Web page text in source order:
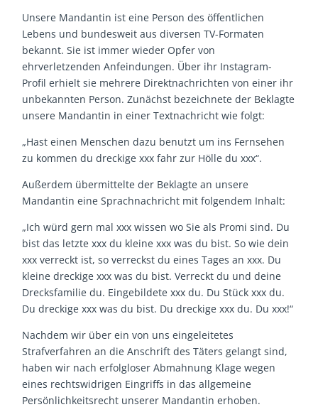
Unsere Mandantin ist eine Person des öffentlichen
Lebens und bundesweit aus diversen TV-Formaten
bekannt. Sie ist immer wieder Opfer von
ehrverletzenden Anfeindungen. Über ihr Instagram-
Profil erhielt sie mehrere Direktnachrichten von einer ihr
unbekannten Person. Zunächst bezeichnete der Beklagte
unsere Mandantin in einer Textnachricht wie folgt:
„Hast einen Menschen dazu benutzt um ins Fernsehen
zu kommen du dreckige xxx fahr zur Hölle du xxx“.
Außerdem übermittelte der Beklagte an unsere
Mandantin eine Sprachnachricht mit folgendem Inhalt:
„Ich würd gern mal xxx wissen wo Sie als Promi sind. Du
bist das letzte xxx du kleine xxx was du bist. So wie dein
xxx verreckt ist, so verreckst du eines Tages an xxx. Du
kleine dreckige xxx was du bist. Verreckt du und deine
Drecksfamilie du. Eingebildete xxx du. Du Stück xxx du.
Du dreckige xxx was du bist. Du dreckige xxx du. Du xxx!“
Nachdem wir über ein von uns eingeleitetes
Strafverfahren an die Anschrift des Täters gelangt sind,
haben wir nach erfolgloser Abmahnung Klage wegen
eines rechtswidrigen Eingriffs in das allgemeine
Persönlichkeitsrecht unserer Mandantin erhoben.